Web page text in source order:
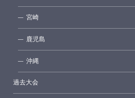
宮崎
鹿児島
沖縄
過去大会